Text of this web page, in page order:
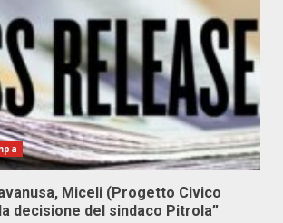
Miceli (Progetto Civico
decisione del sindaco Pitrola”